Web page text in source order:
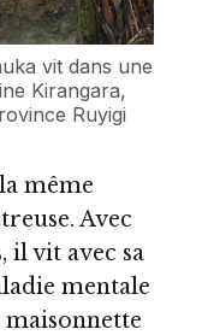
vit dans une
Kirangara,
Ruyigi
même
Avec
il vit avec sa
mentale
maisonnette